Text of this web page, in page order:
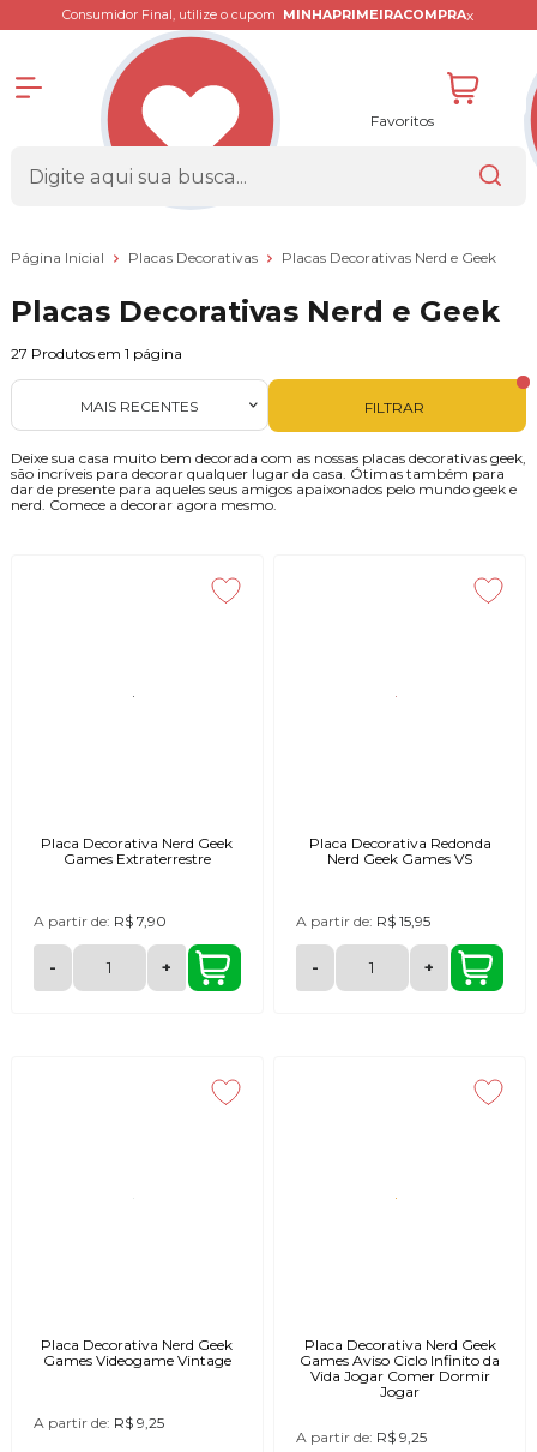
Consumidor Final, utilize o cupom MINHAPRIMEIRACOMPRAx
Favoritos
Página Inicial Placas Decorativas Placas Decorativas Nerd e Geek
Placas Decorativas Nerd e Geek
27 Produtos em 1 página
FILTRAR
MAIS RECENTES
Deixe sua casa muito bem decorada com as nossas placas decorativas geek,
são incríveis para decorar qualquer lugar da casa. Ótimas também para
dar de presente para aqueles seus amigos apaixonados pelo mundo geek e
nerd. Comece a decorar agora mesmo.
Placa Decorativa Nerd Geek
Games Extraterrestre
A partir de: R$ 7,90
- +
Placa Decorativa Redonda
Nerd Geek Games VS
A partir de: R$ 15,95
- +
Placa Decorativa Nerd Geek
Games Videogame Vintage
A partir de: R$ 9,25
Placa Decorativa Nerd Geek
Games Aviso Ciclo Infinito da
Vida Jogar Comer Dormir
Jogar
A partir de: R$ 9,25